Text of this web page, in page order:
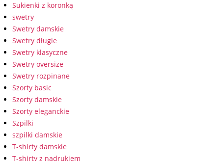
Sukienki z koronką
swetry
Swetry damskie
Swetry długie
Swetry klasyczne
Swetry oversize
Swetry rozpinane
Szorty basic
Szorty damskie
Szorty eleganckie
Szpilki
szpilki damskie
T-shirty damskie
T-shirty z nadrukiem